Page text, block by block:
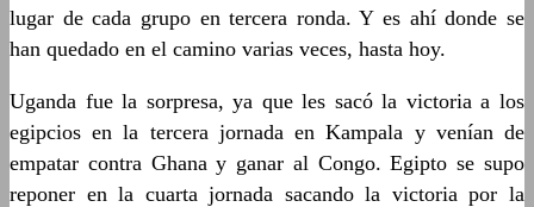
lugar de cada grupo en tercera ronda. Y es ahí donde se
han quedado en el camino varias veces, hasta hoy.
Uganda fue la sorpresa, ya que les sacó la victoria a los
egipcios en la tercera jornada en Kampala y venían de
empatar contra Ghana y ganar al Congo. Egipto se supo
reponer en la cuarta jornada sacando la victoria por la